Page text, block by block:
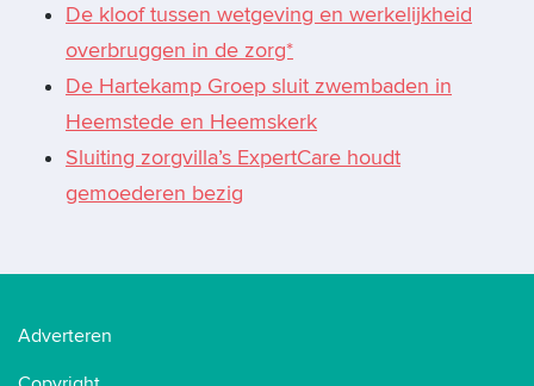
De kloof tussen wetgeving en werkelijkheid
overbruggen in de zorg*
De Hartekamp Groep sluit zwembaden in
Heemstede en Heemskerk
Sluiting zorgvilla’s ExpertCare houdt
gemoederen bezig
Adverteren